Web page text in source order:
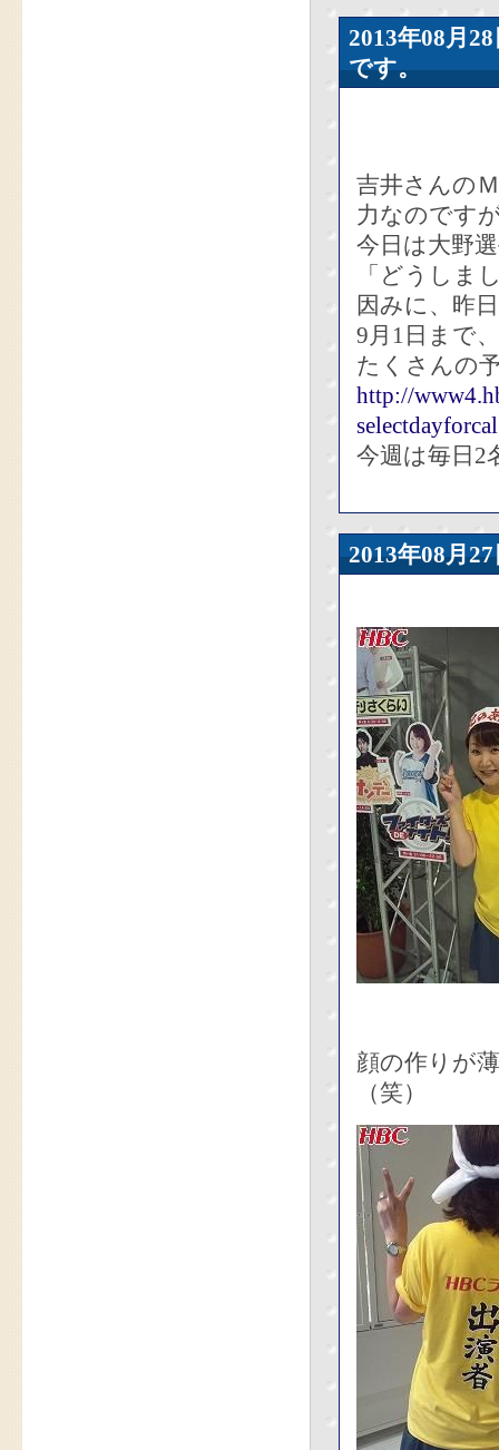
2013年08
です。
吉井さんの
力なのです
今日は大野
「どうしま
因みに、昨
9月1日まで
たくさんの
http://
今週は毎日2
2013年08
顔の作りが
（笑）